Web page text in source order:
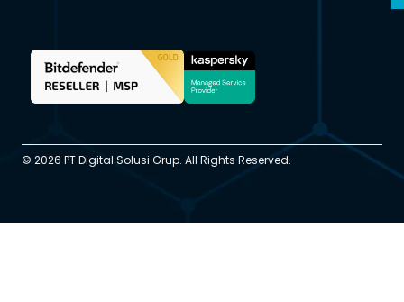
© 2026 PT Digital Solusi Grup. All Rights Reserved.